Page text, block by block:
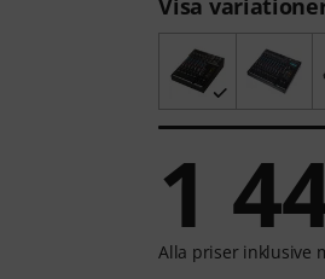
Visa
1
Alla priser inklusive